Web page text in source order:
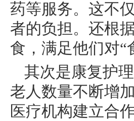
药等服务。这不
者的负担。还根
食，满足他们对“
其次是康复护
老人数量不断增
医疗机构建立合